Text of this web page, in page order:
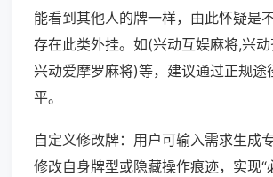
能看到其他人的牌一样，由此怀疑是
存在此类外挂。如(兴动互娱麻将,兴
兴动爱摩罗麻将)等，建议通过正规途
平。
自定义修改牌：用户可输入需求生成
修改自身牌型或隐藏操作痕迹，实现“